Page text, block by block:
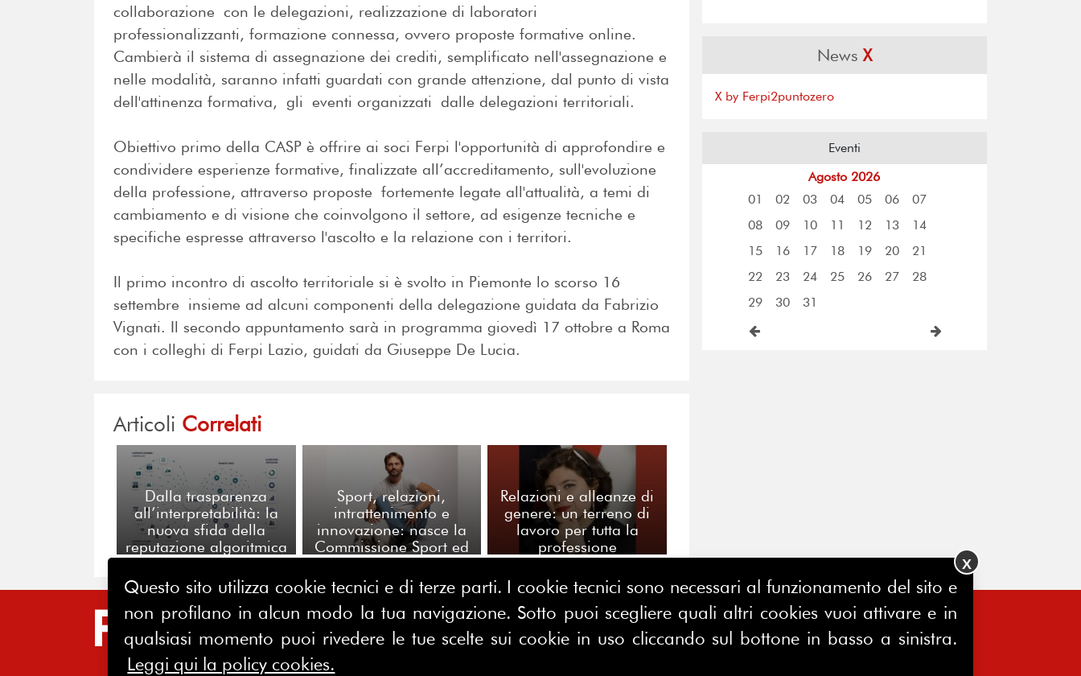
collaborazione con le delegazioni, realizzazione di laboratori
professionalizzanti, formazione connessa, ovvero proposte formative online.
Cambierà il sistema di assegnazione dei crediti, semplificato nell'assegnazione e
nelle modalità, saranno infatti guardati con grande attenzione, dal punto di vista
dell'attinenza formativa, gli eventi organizzati dalle delegazioni territoriali.
Obiettivo primo della CASP è offrire ai soci Ferpi l'opportunità di approfondire e
condividere esperienze formative, finalizzate all’accreditamento, sull'evoluzione
della professione, attraverso proposte fortemente legate all'attualità, a temi di
cambiamento e di visione che coinvolgono il settore, ad esigenze tecniche e
specifiche espresse attraverso l'ascolto e la relazione con i territori.
Il primo incontro di ascolto territoriale si è svolto in Piemonte lo scorso 16
settembre insieme ad alcuni componenti della delegazione guidata da Fabrizio
Vignati. Il secondo appuntamento sarà in programma giovedì 17 ottobre a Roma
con i colleghi di Ferpi Lazio, guidati da Giuseppe De Lucia.
Articoli Correlati
Dalla trasparenza
all’interpretabilità: la
nuova sfida della
reputazione algoritmica
Sport, relazioni,
intrattenimento e
innovazione: nasce la
Commissione Sport ed
Eventi di FERPI
Relazioni e alleanze di
genere: un terreno di
lavoro per tutta la
professione
NewsX
X by Ferpi2puntozero
Eventi
Agosto 2026
01
02 03 04 05 06
07
08
09 10 11 12 13
14
15
16 17 18 19 20
21
22
23 24 25 26 27
28
29
30 31
SITE MAP
HOME
CONTATTACI
FERPI - Federazione Relazioni
FERPINews
Questo sito utilizza cookie tecnici e di terze parti. I cookie tecnici sono necessari al funzionamento del sito e
non profilano in alcun modo la tua navigazione. Sotto puoi scegliere quali altri cookies vuoi attivare e in
qualsiasi momento puoi rivedere le tue scelte sui cookie in uso cliccando sul bottone in basso a sinistra.
Leggi qui la policy cookies.
X